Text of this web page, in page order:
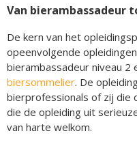
Van bierambassadeur
De kern van het
opeenvolgende
bierambassadeur niveau
biersommelier. De
bierprofessionals of zij die
die de opleiding uit
van harte welkom.